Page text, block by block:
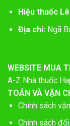
Hiệu thuốc
Địa chỉ: Ngã
WEBSITE MUA
A-Z Nhà thuốc
TOÁN VÀ VẬN
Chính sách
Chính sách